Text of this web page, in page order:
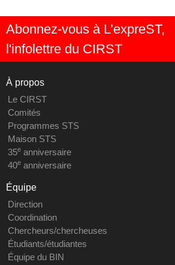
Abonnez-vous à L’expreST,
l'infolettre du CIRST
À propos
Le CIRST
Comités
Programmes STS
Maison STS
35eanniversaire
40eanniversaire
Équipe
Direction
Coordination
Chercheurs/chercheuses
Étudiants/étudiantes
Équipe du BIN